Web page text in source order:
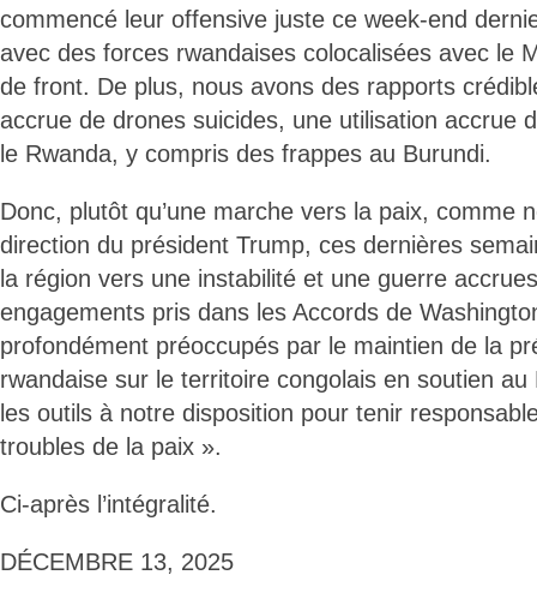
commencé leur offensive juste ce week-end
avec des forces rwandaises colocalisées avec le
de front. De plus, nous avons des rapports
accrue de drones suicides, une utilisation accrue
le Rwanda, y compris des frappes au Burundi.
Donc, plutôt qu’une marche vers la paix, comme
direction du président Trump, ces dernières
la région vers une instabilité et une guerre
engagements pris dans les Accords de
profondément préoccupés par le maintien de la
rwandaise sur le territoire congolais en soutien
les outils à notre disposition pour tenir
troubles de la paix ».
Ci-après l’intégralité.
DÉCEMBRE 13, 2025